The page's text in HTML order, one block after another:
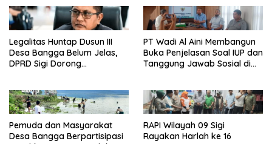
Legalitas Huntap Dusun III
Desa Bangga Belum Jelas,
DPRD Sigi Dorong
PT Wadi Al Aini Membangun
Buka Penjelasan Soal IUP dan
Tanggung Jawab Sosial di
Pemuda dan Masyarakat
Desa Bangga Berpartisipasi
RAPI Wilayah 09 Sigi
Rayakan Harlah ke 16